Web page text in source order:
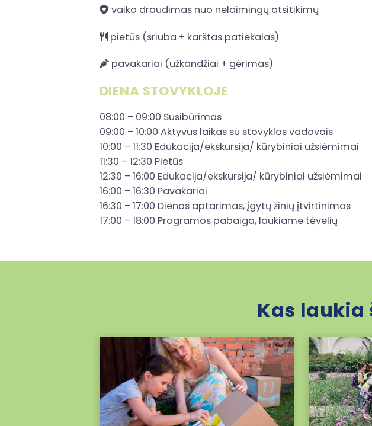
vaiko draudimas nuo nelaimingų atsitikimų
pietūs (sriuba + karštas patiekalas)
pavakariai (užkandžiai + gėrimas)
DIENA STOVYKLOJE
08:00 – 09:00 Susibūrimas
09:00 – 10:00 Aktyvus laikas su stovyklos vadovais
10:00 – 11:30 Edukacija/ekskursija/ kūrybiniai užsiėmimai
11:30 – 12:30 Pietūs
12:30 – 16:00 Edukacija/ekskursija/ kūrybiniai užsiėmimai
16:00 – 16:30 Pavakariai
16:30 – 17:00 Dienos aptarimas, įgytų žinių įtvirtinimas
17:00 – 18:00 Programos pabaiga, laukiame tėvelių
Kas laukia